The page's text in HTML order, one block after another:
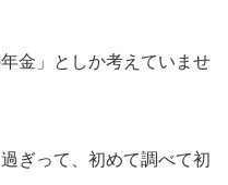
金」としか考えていませ
ぎって、初めて調べて初